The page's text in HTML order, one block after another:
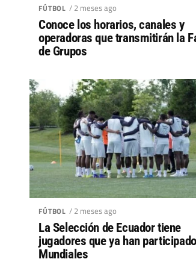
FÚTBOL / 2 meses ago
Conoce los horarios, canales y
operadoras que transmitirán la
de Grupos
FÚTBOL / 2 meses ago
La Selección de Ecuador tiene
jugadores que ya han
Mundiales